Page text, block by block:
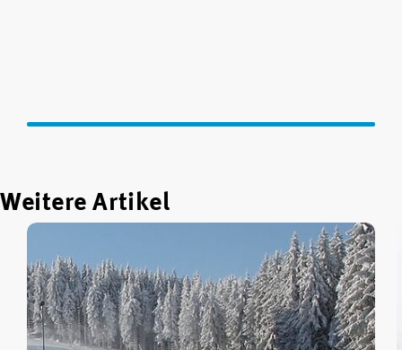
Weitere Artikel